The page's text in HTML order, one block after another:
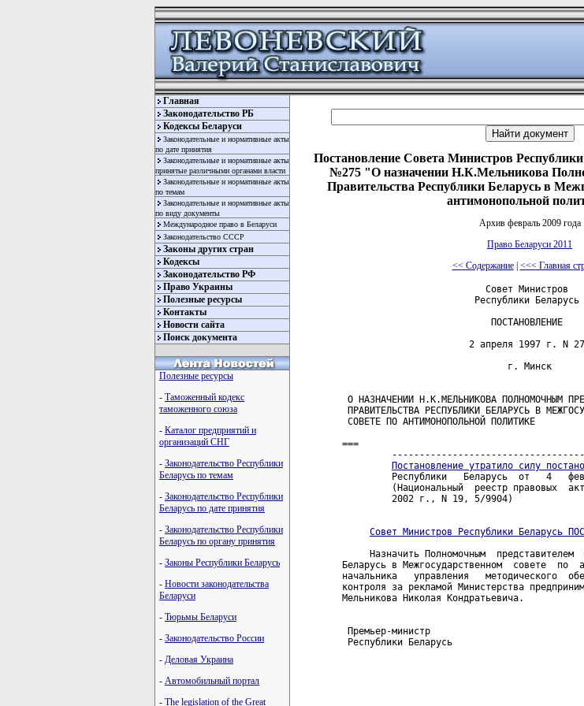
Главная
Законодательство РБ
Кодексы Беларуси
Законодательные и нормативные акты
по дате принятия
Законодательные и нормативные акты
принятые различными органами власти
Законодательные и нормативные акты
по темам
Законодательные и нормативные акты
по виду документы
Международное право в Беларуси
Законодательство СССР
Законы других стран
Кодексы
Законодательство РФ
Право Украины
Полезные ресурсы
Контакты
Новости сайта
Поиск документа
Полезные ресурсы
- Таможенный кодекс
таможенного союза
- Каталог предприятий и
организаций СНГ
- Законодательство Республики
Беларусь по темам
- Законодательство Республики
Беларусь по дате принятия
- Законодательство Республики
Беларусь по органу принятия
- Законы Республики Беларусь
- Новости законодательства
Беларуси
- Тюрьмы Беларуси
- Законодательство России
- Деловая Украина
- Автомобильный портал
- The legislation of the Great
Постановление Совета Министров Республики
№275 "О назначении Н.К.Мельникова
Правительства Республики Беларусь в
антимонопольной
Архив февраль 2009 года
Право Беларуси 2011
<< Содержание| <<< Главная
                          Совет Министров
                        Республики Беларусь
                           ПОСТАНОВЛЕНИЕ
2 апреля 1997 г. N
                              г. Минск
О НАЗНАЧЕНИИ Н.К.МЕЛЬНИКОВА ПОЛНОМОЧНЫМ
ПРАВИТЕЛЬСТВА РЕСПУБЛИКИ БЕЛАРУСЬ В
СОВЕТЕ ПО АНТИМОНОПОЛЬНОЙ ПОЛИТИКЕ
===
Постановление утратило силу
Республики   Беларусь  от   4
(Национальный  реестр правовых
         2002 г., N 19, 5/9904)
Совет Министров Республики Беларусь
Назначить Полномочным  представителем
Беларусь в Межгосударственном  совете  по
начальника   управления   методического
контроля за рекламой Министерства
Мельникова Николая Кондратьевича.
Премьер-министр
Республики Беларусь